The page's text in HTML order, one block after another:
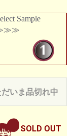
Sample
だいま品切れ中
SOLD OUT